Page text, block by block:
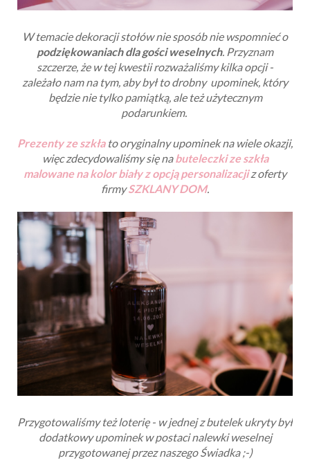
podziękowaniach dla gości weselnych
szczerze, że w tej kwestii rozważaliśmy kilka opcji -
zależało nam na tym, aby był to drobny upominek, który
będzie nie tylko pamiątką, ale też użytecznym
podarunkiem.
Prezenty ze szkła to oryginalny upominek na wiele okazji,
więc zdecydowaliśmy się na
buteleczki ze szkła
malowane na kolor biały z opcją personalizacjiz oferty
firmy
SZKLANY DOM.